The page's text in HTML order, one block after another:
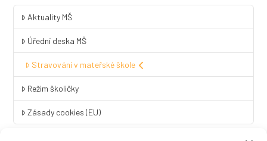
Aktuality MŠ
Úřední deska MŠ
Stravování v mateřské škole
Režim školičky
Zásady cookies (EU)